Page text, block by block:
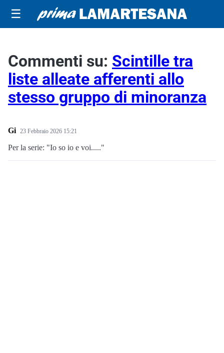
☰
Commenti su: Scintille tra
liste alleate afferenti allo
stesso gruppo di minoranza
Gi 23 Febbraio 2026 15:21
Per la serie: "Io so io e voi....."